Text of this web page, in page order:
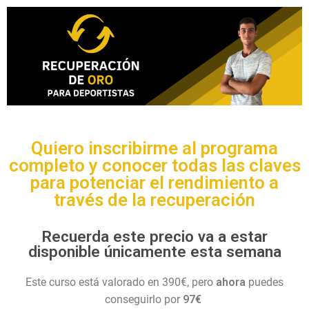
Quiero inscribirme al programa
completo y conocer todas las claves
para potenciar el rendimiento a
través de la recuperación
Recuerda este precio va a estar
disponible únicamente esta semana
Este curso está valorado en 390€, pero ahora puedes
conseguirlo por 97€